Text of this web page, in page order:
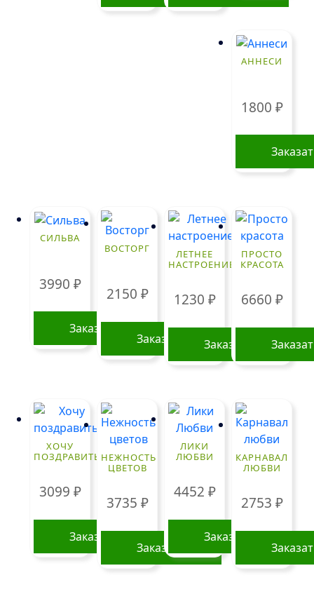
АННЕСИ
1800 ₽
СИЛЬВА
3990 ₽
Заказать
ВОСТОРГ
2150 ₽
Заказать
ЛЕТНЕЕ
НАСТРОЕНИЕ
1230 ₽
Заказать
ПРОСТО
КРАСОТА
6660 ₽
ХОЧУ
ПОЗДРАВИТЬ
3099 ₽
Заказать
НЕЖНОСТЬ
ЦВЕТОВ
3735 ₽
Заказать
ЛИКИ
ЛЮБВИ
4452 ₽
Заказать
КАРНАВАЛ
ЛЮБВИ
2753 ₽